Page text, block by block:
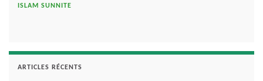
ISLAM SUNNITE
ARTICLES RÉCENTS